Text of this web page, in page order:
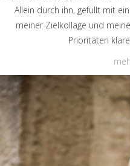
Allein durch ihn, gefüllt mit
meiner Zielkollage und
Prioritäten